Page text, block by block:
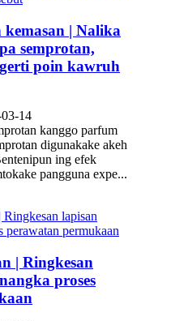
kemasan | Nalika
semprotan,
poin kawruh
14
kanggo parfum
digunakake akeh
ing efek
pangguna expe...
| Ringkesan
proses